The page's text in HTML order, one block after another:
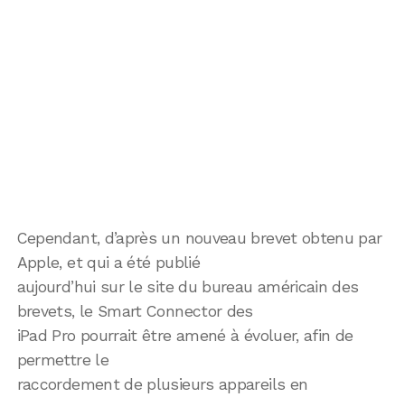
Cependant, d’après un nouveau brevet obtenu par
Apple, et qui a été publié
aujourd’hui sur le site du bureau américain des
brevets, le Smart Connector des
iPad Pro pourrait être amené à évoluer, afin de
permettre le
raccordement de plusieurs appareils en